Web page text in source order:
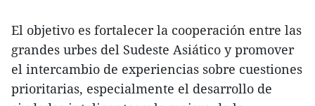
El objetivo es fortalecer la cooperación entre las
grandes urbes del Sudeste Asiático y promover
el intercambio de experiencias sobre cuestiones
prioritarias, especialmente el desarrollo de